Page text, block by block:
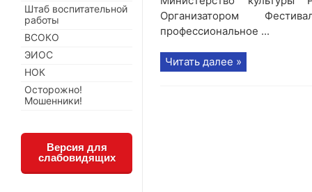
Организатором
профессиональное ...
Читать далее »
Штаб воспитательной
работы
ВСОКО
ЭИОС
НОК
Осторожно!
Мошенники!
Версия для
слабовидящих